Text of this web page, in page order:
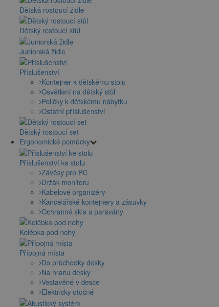
Dětská rostoucí židle
Dětský rostoucí stůl
Juniorská židle
Příslušenství
Kontejner k dětskému stolu
Osvětlení na dětský stůl
Poličky k dětskému nábytku
Ostatní příslušenství
Dětský rostoucí set
Ergonomické pomůcky
Příslušenství ke stolu
Závěsy pro PC
Držák monitoru
Kabelové organizéry
Kancelářské kontejnery a zásuvky
Ochranné skla a paravány
Kolébka pod nohy
Přípojná místa
Do průchodky desky
Na hranu desky
Vestavěné v desce
Elektricky otočné